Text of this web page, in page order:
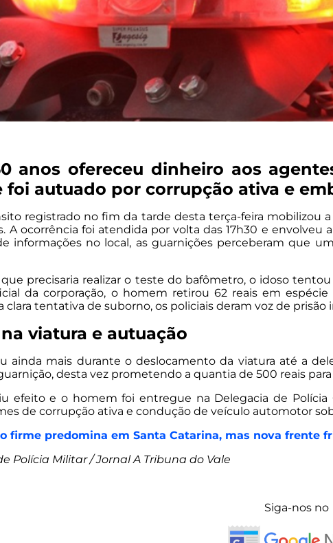
anos ofereceu dinheiro aos
foi autuado por corrupção ativa e
registrado no fim da tarde desta terça-feira mobilizou
A ocorrência foi atendida por volta das 17h30 e
informações no local, as guarnições perceberam que
precisaria realizar o teste do bafômetro, o idoso
da corporação, o homem retirou 62 reais em
clara tentativa de suborno, os policiais deram voz de
viatura e autuação
ainda mais durante o deslocamento da viatura até a
desta vez prometendo a quantia de 500 reais
efeito e o homem foi entregue na Delegacia de
de corrupção ativa e condução de veículo automotor
firme predomina em Santa Catarina, mas nova frente
Polícia Militar / Jornal A Tribuna do Vale
Siga-nos no